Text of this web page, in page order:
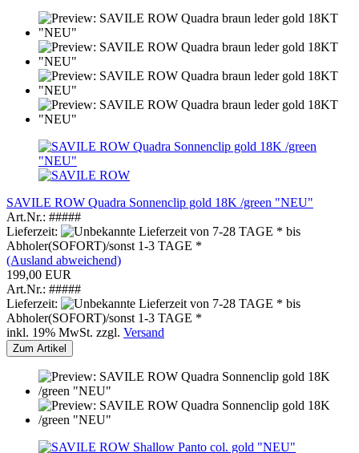
SAVILE ROW Quadra Sonnenclip gold 18K /green "NEU"
Art.Nr.: #####
Lieferzeit:
von 7-28 TAGE * bis
Abholer(SOFORT)/sonst 1-3 TAGE *
(Ausland abweichend)
199,00 EUR
Art.Nr.: #####
Lieferzeit:
von 7-28 TAGE * bis
Abholer(SOFORT)/sonst 1-3 TAGE *
inkl. 19% MwSt. zzgl. Versand
Zum Artikel